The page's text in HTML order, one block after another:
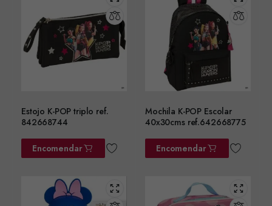
Estojo K-POP triplo ref.
842668744
Encomendar
Mochila K-POP Escolar
40x30cms ref.642668775
Encomendar